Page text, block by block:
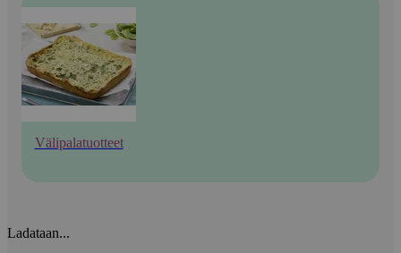
Välipalatuotteet
Ladataan...